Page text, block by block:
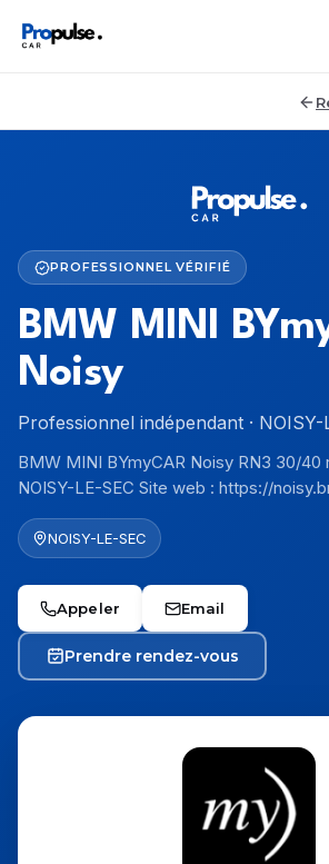
PROFESSIONNEL VÉRIFIÉ
BMW MINI
Noisy
Professionnel indépendant · NOISY-
BMW MINI BYmyCAR Noisy RN3 30/40
NOISY-LE-SEC Site web : https://
NOISY-LE-SEC
Appeler Email
Prendre rendez-vous